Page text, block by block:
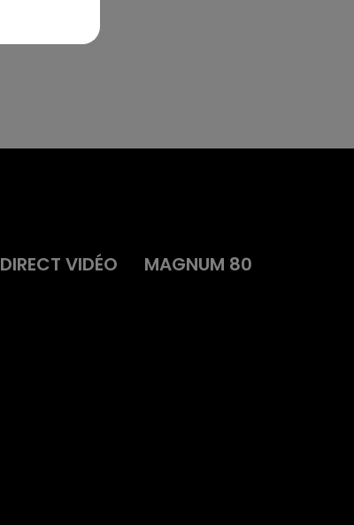
DIRECT VIDÉO
MAGNUM 80